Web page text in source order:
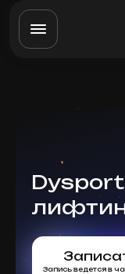
Dysport
Запись ведется в